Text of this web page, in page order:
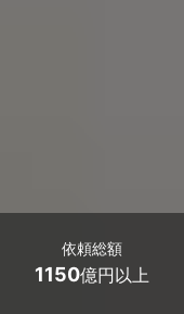
依頼総額
1150億円以上